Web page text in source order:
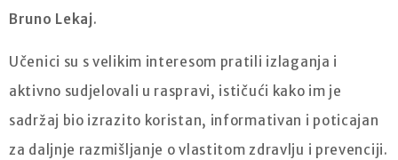
Bruno Lekaj.
Učenici su s velikim interesom pratili izlaganja i
aktivno sudjelovali u raspravi, ističući kako im je
sadržaj bio izrazito koristan, informativan i poticajan
za daljnje razmišljanje o vlastitom zdravlju i prevenciji.